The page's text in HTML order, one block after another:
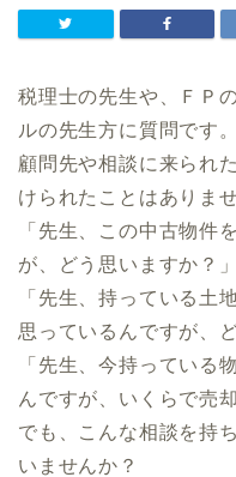
税理士の先生や、ＦＰ
ルの先生方に質問です。
顧問先や相談に来られ
けられたことはありま
「先生、この中古物件
が、どう思いますか？」
「先生、持っている土
思っているんですが、
「先生、今持っている
んですが、いくらで売
でも、こんな相談を持
いませんか？